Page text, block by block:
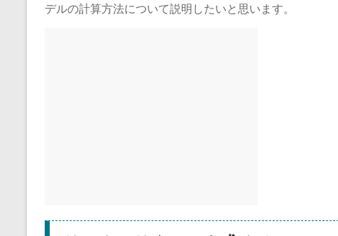
デルの計算方法について説明したいと思います。